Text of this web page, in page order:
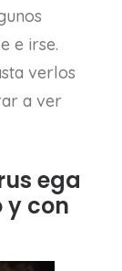
e irse.
verlos
a ver
ega
y con